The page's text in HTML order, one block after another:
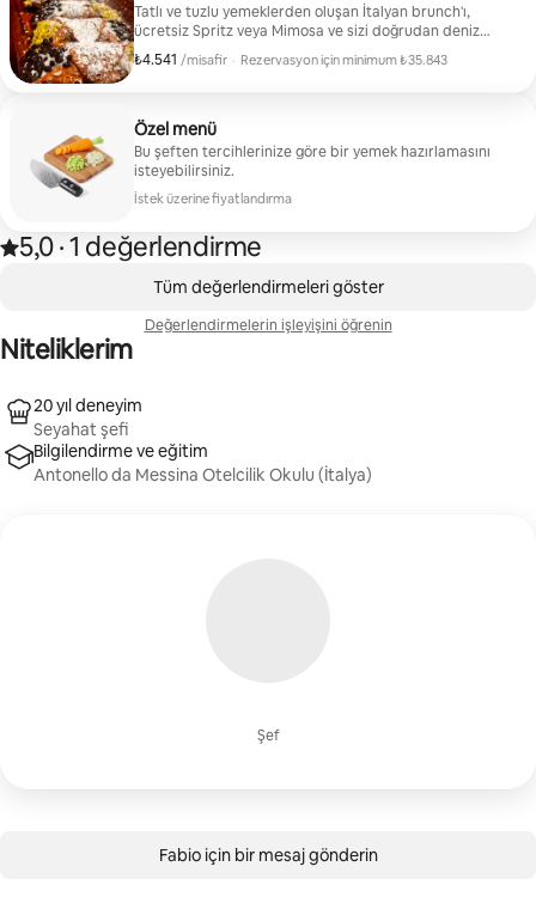
Tatlı ve tuzlu yemeklerden oluşan İtalyan brunch'ı,
ücretsiz Spritz veya Mimosa ve sizi doğrudan deniz
kenarına götürecek İtalyan plak müzikleri.
₺4.541 /misafir
Misafir başına ₺4.541
· Rezervasyon için minimum ₺35.843
Özel menü
Bu şeften tercihlerinize göre bir yemek hazırlamasını
isteyebilirsiniz.
İstek üzerine fiyatlandırma
1 değerlendirmede 5 üzerinden 5,0 yıldız aldı
5,0
, ·1 değerlendirme
Tüm değerlendirmeleri göster
Değerlendirmelerin işleyişini öğrenin
Niteliklerim
Şef
20 yıl deneyim
Seyahat şefi
Bilgilendirme ve eğitim
Antonello da Messina Otelcilik Okulu (İtalya)
Fabio için bir mesaj gönderin